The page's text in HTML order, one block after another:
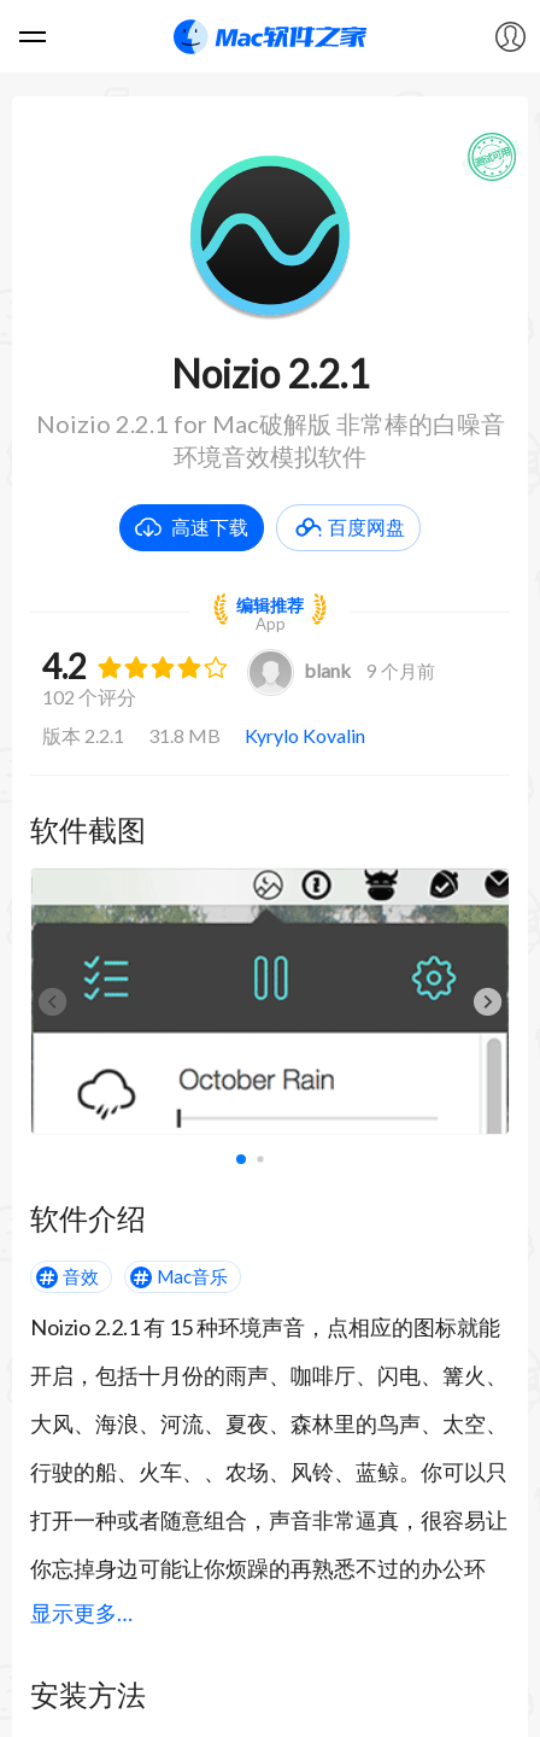
Noizio 2.2.1
Noizio 2.2.1 for Mac破解版 非常棒的白噪音
环境音效模拟软件
高速下载 百度网盘
编辑推荐
App
4.2
102 个评分
blank 9 个月前
版本 2.2.1 31.8 MB Kyrylo Kovalin
软件截图
软件介绍
音效 Mac音乐
Noizio 2.2.1 有 15 种环境声音，点相应的图标就能
开启，包括十月份的雨声、咖啡厅、闪电、篝火、
大风、海浪、河流、夏夜、森林里的鸟声、太空、
行驶的船、火车、、农场、风铃、蓝鲸。你可以只
打开一种或者随意组合，声音非常逼真，很容易让
你忘掉身边可能让你烦躁的再熟悉不过的办公环
境，置身于大自然之中。这是一种自然而然的感
注于阅读或工作的时候使用。
显示更多…
安装方法